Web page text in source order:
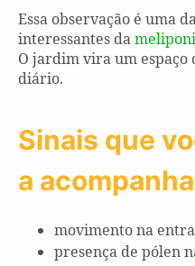
Essa observação é uma
interessantes da
O jardim vira um espaço
diário.
Sinais que
a
movimento na
presença de pólen